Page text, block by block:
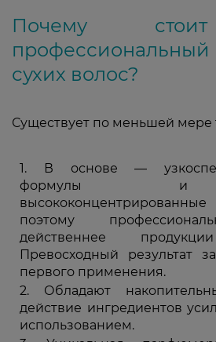
Почему
профессиональный
сухих волос?
Существует по меньшей
В основе —
формулы и
поэтому
действеннее
Превосходный результат
первого применения.
Обладают
действие ингредиентов
использованием.